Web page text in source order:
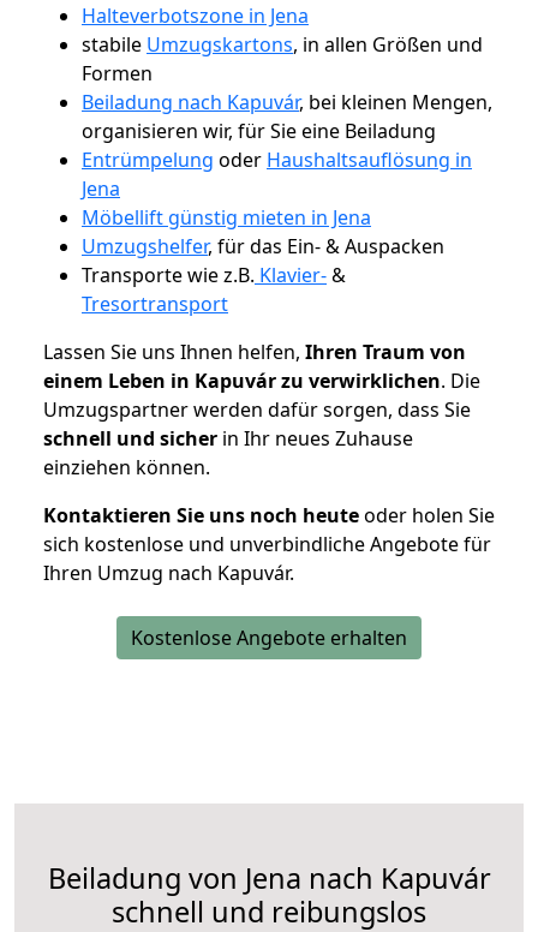
Halteverbotszone in Jena
stabile Umzugskartons, in allen Größen und
Formen
Beiladung nach Kapuvár, bei kleinen Mengen,
organisieren wir, für Sie eine Beiladung
Entrümpelung oder Haushaltsauflösung in
Jena
Möbellift günstig mieten in Jena
Umzugshelfer, für das Ein- & Auspacken
Transporte wie z.B. Klavier-&
Tresortransport
Lassen Sie uns Ihnen helfen, Ihren Traum von
einem Leben in Kapuvár zu verwirklichen. Die
Umzugspartner werden dafür sorgen, dass Sie
schnell und sicher in Ihr neues Zuhause
einziehen können.
Kontaktieren Sie uns noch heuteoder holen Sie
sich kostenlose und unverbindliche Angebote für
Ihren Umzug nach Kapuvár.
Kostenlose Angebote erhalten
Beiladung von Jena nach Kapuvár
schnell und reibungslos